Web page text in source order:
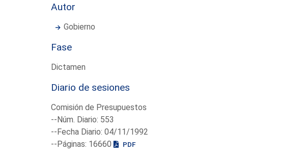
Autor
Gobierno
Fase
Dictamen
Diario de sesiones
Comisión de Presupuestos
--Núm. Diario: 553
--Fecha Diario: 04/11/1992
--Páginas: 16660
PDF